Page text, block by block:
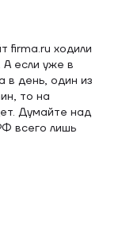
firma.ru ходили
А если уже в
в день, один из
то на
Думайте над
всего лишь